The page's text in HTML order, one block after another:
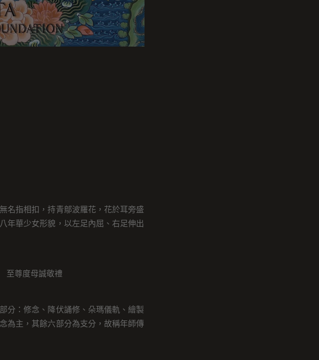
名指相扣，持青鄔波羅花，花於耳旁盛
年華少女形貌，以左足內屈、右足伸出
尊度母誠敬禮
分：修念、降伏誦修、朵瑪儀軌、繪製
為主，其餘六部分為支分，故稱年師傳